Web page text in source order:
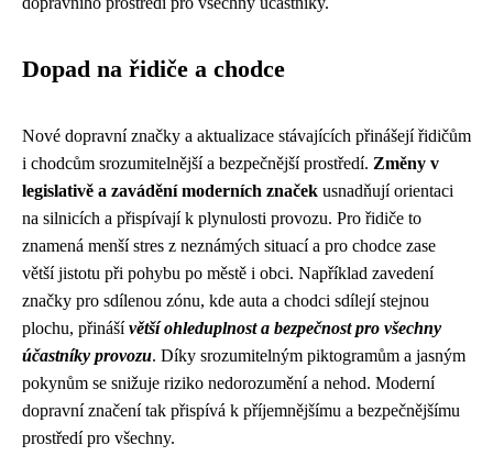
Dopad na řidiče a chodce
Nové dopravní značky a aktualizace stávajících přinášejí řidičům
i chodcům srozumitelnější a bezpečnější prostředí. Změny v
legislativě a zavádění moderních značek usnadňují orientaci
na silnicích a přispívají k plynulosti provozu. Pro řidiče to
znamená menší stres z neznámých situací a pro chodce zase
větší jistotu při pohybu po městě i obci. Například zavedení
značky pro sdílenou zónu, kde auta a chodci sdílejí stejnou
plochu, přinášívětší ohleduplnost a bezpečnost pro všechny
účastníky provozu. Díky srozumitelným piktogramům a jasným
pokynům se snižuje riziko nedorozumění a nehod. Moderní
dopravní značení tak přispívá k příjemnějšímu a bezpečnějšímu
prostředí pro všechny.